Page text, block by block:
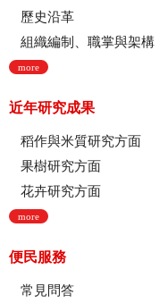
歷史沿革
組織編制、職掌與架構
more
近年研究成果
稻作與米質研究方面
果樹研究方面
花卉研究方面
more
便民服務
常見問答